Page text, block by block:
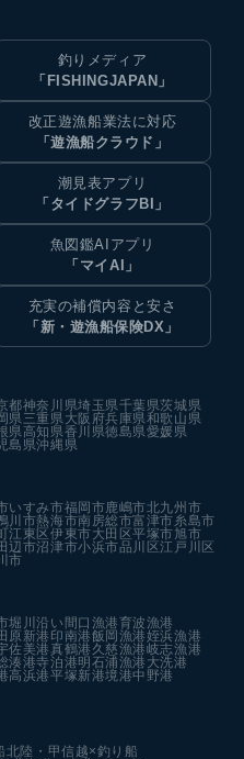
釣りメディア
「FISHINGJAPAN」
改正遊漁船業法に対応
「遊漁船クラウド」
潮見表アプリ
「タイドグラフBI」
魚図鑑AIアプリ
「マイAI」
充実の補償内容と安さ
「新・遊漁船保険DX」
都神奈川県埼玉県千葉県茨城県
県三重県大阪府兵庫県和歌山県
県高知県香川県
いすみ市 福岡市鹿嶋市 北九州市
川市熱海市 南房総市富津市 糸島市
江東区伊東市大田区平塚市旭市
辺市
堀川沿い 間口漁港 育波漁港
原新港印南港飯岡漁港姪浜漁港
佐美港真鶴港久慈漁港 岐志漁港
湊港寺泊港明石浦漁港大洗港